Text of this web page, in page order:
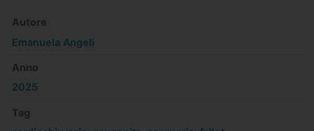
Autore
Emanuela Angeli
Anno
2025
Tag